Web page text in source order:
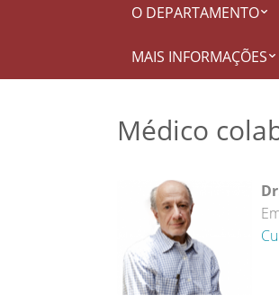
O DEPARTAMENTO
MAIS INFORMAÇÕES
Médico